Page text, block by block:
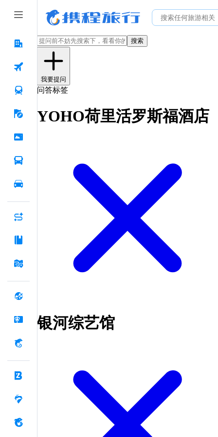
搜索
我要提问
问答标签
YOHO荷里活罗斯福酒店
银河综艺馆